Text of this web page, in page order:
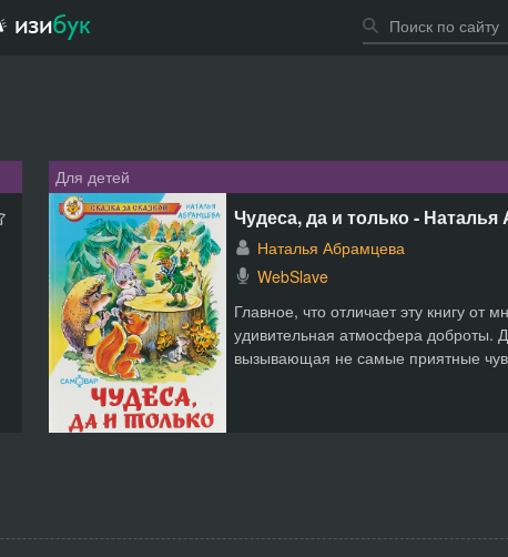
Для детей
Чудеса, да и только -
Наталья Абрамцева
WebSlave
Главное, что отличает эту книгу от
удивительная атмосфера доброты.
вызывающая не самые приятные